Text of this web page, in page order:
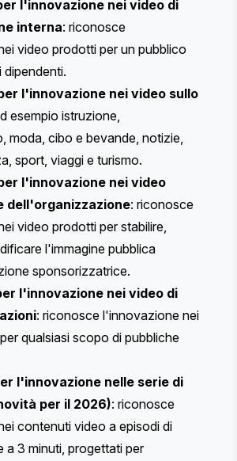
l'innovazione nei video di
interna: riconosce
video prodotti per un pubblico
dipendenti.
l'innovazione nei video sullo
esempio istruzione,
moda, cibo e bevande, notizie,
sport, viaggi e turismo.
l'innovazione nei video
dell'organizzazione: riconosce
video prodotti per stabilire,
l'immagine pubblica
sponsorizzatrice.
l'innovazione nei video di
: riconosce l'innovazione nei
qualsiasi scopo di pubbliche
l'innovazione nelle serie di
per il 2026): riconosce
contenuti video a episodi di
a 3 minuti, progettati per